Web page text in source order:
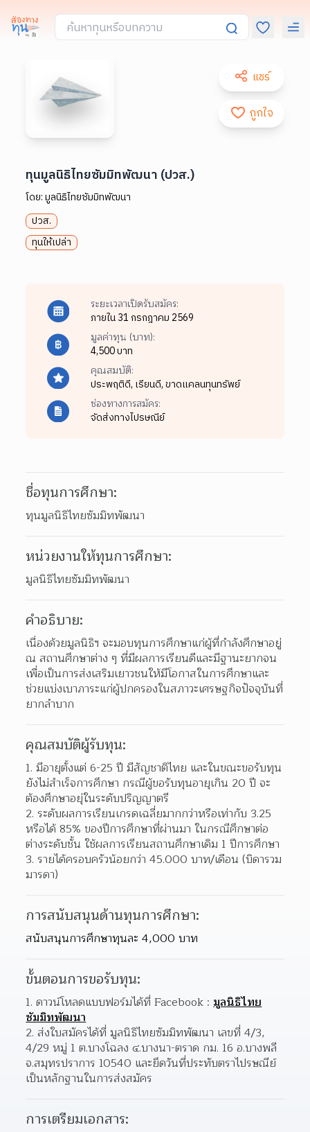
แชร์
ถูกใจ
ทุนมูลนิธิไทยซัมมิทพัฒนา (ปวส.)
โดย:มูลนิธิไทยซัมมิทพัฒนา
ปวส.
ทุนให้เปล่า
ระยะเวลาเปิดรับสมัคร:
ภายใน 31 กรกฎาคม 2569
มูลค่าทุน (บาท):
4,500 บาท
คุณสมบัติ:
ประพฤติดี, เรียนดี,ขาดแคลนทุนทรัพย์
ช่องทางการสมัคร:
จัดส่งทางไปรษณีย์
ชื่อทุนการศึกษา:
ทุนมูลนิธิไทยซัมมิทพัฒนา
หน่วยงานให้ทุนการศึกษา:
มูลนิธิไทยซัมมิทพัฒนา
คำอธิบาย:
เนื่องด้วยมูลนิธิฯ จะมอบทุนการศึกษาแก่ผู้ที่กำลังศึกษาอยู่
ณ สถานศึกษาต่าง ๆ ที่มีผลการเรียนดีและมีฐานะยากจน
เพื่อเป็นการส่งเสริมเยาวชนให้มีโอกาสในการศึกษาและ
ช่วยแบ่งเบาภาระแก่ผู้ปกครองในสภาวะเศรษฐกิจปัจจุบันที่
ยากลำบาก
คุณสมบัติผู้รับทุน:
1. มีอายุตั้งแต่ 6-25 ปี มีสัญชาติไทย และในขณะขอรับทุน
ยังไม่สำเร็จการศึกษา กรณีผู้ขอรับทุนอายุเกิน 20 ปี จะ
ต้องศึกษาอยุ่ในระดับปริญญาตรี
2. ระดับผลการเรียนเกรดเฉลี่ยมากกว่าหรือเท่ากับ 3.25
หรือได้ 85% ของปีการศึกษาที่ผ่านมา ในกรณีศึกษาต่อ
ต่างระดับชั้น ใช้ผลการเรียนสถานศึกษาเดิม 1 ปีการศึกษา
3. รายได้ครอบครัวน้อยกว่า 45.000 บาท/เดือน (บิดารวม
มารดา)
การสนับสนุนด้านทุนการศึกษา:
สนับสนุนการศึกษาทุนละ 4,000 บาท
ขั้นตอนการขอรับทุน:
1. ดาวน์โหลดแบบฟอร์มได้ที่ Facebook : มูลนิธิไทย
ซัมมิทพัฒนา
2. ส่งใบสมัครได้ที่ มูลนิธิไทยซัมมิทพัฒนา เลขที่ 4/3,
4/29 หมู่ 1 ต.บางโฉลง ๔.บางนา-ตราด กม. 16 อ.บางพลี
จ.สมุทรปราการ 10540 และยึดวันที่ประทับตราไปรษณีย์
เป็นหลักฐานในการส่งสมัคร
การเตรียมเอกสาร: